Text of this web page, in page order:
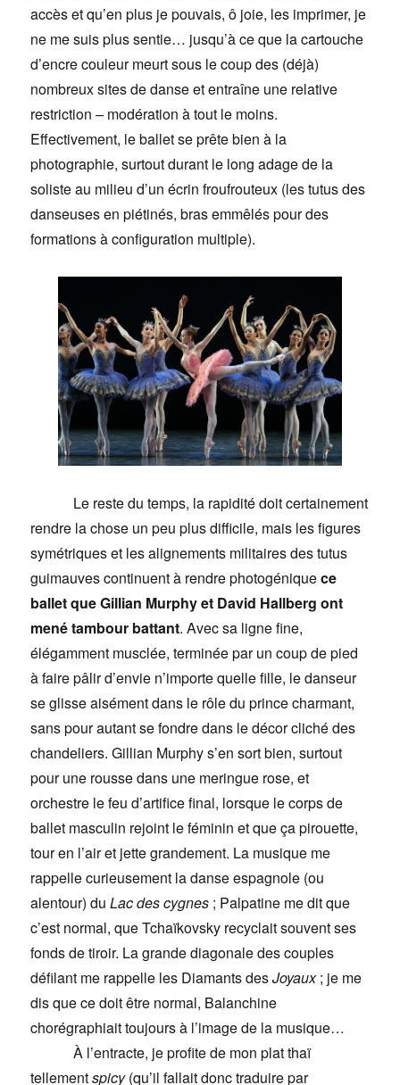
accès et qu’en plus je pouvais, ô joie, les imprimer, je
ne me suis plus sentie… jusqu’à ce que la cartouche
d’encre couleur meurt sous le coup des (déjà)
nombreux sites de danse et entraîne une relative
restriction – modération à tout le moins.
Effectivement, le ballet se prête bien à la
photographie, surtout durant le long adage de la
soliste au milieu d’un écrin froufrouteux (les tutus des
danseuses en piétinés, bras emmêlés pour des
formations à configuration multiple).
Le reste du temps, la rapidité doit certainement
rendre la chose un peu plus difficile, mais les figures
symétriques et les alignements militaires des tutus
guimauves continuent à rendre photogéniquece
ballet que Gillian Murphy et David Hallberg ont
mené tambour battant. Avec sa ligne fine,
élégamment musclée, terminée par un coup de pied
à faire pâlir d’envie n’importe quelle fille, le danseur
se glisse aisément dans le rôle du prince charmant,
sans pour autant se fondre dans le décor cliché des
chandeliers. Gillian Murphy s’en sort bien, surtout
pour une rousse dans une meringue rose, et
orchestre le feu d’artifice final, lorsque le corps de
ballet masculin rejoint le féminin et que ça pirouette,
tour en l’air et jette grandement. La musique me
rappelle curieusement la danse espagnole (ou
alentour) duLac des cygnes ; Palpatine me dit que
c’est normal, que Tchaïkovsky recyclait souvent ses
fonds de tiroir. La grande diagonale des couples
défilant me rappelle les Diamants desJoyaux; je me
dis que ce doit être normal, Balanchine
chorégraphiait toujours à l’image de la musique…
À l’entracte, je profite de mon plat thaï
tellementspicy(qu’il fallait donc traduire par